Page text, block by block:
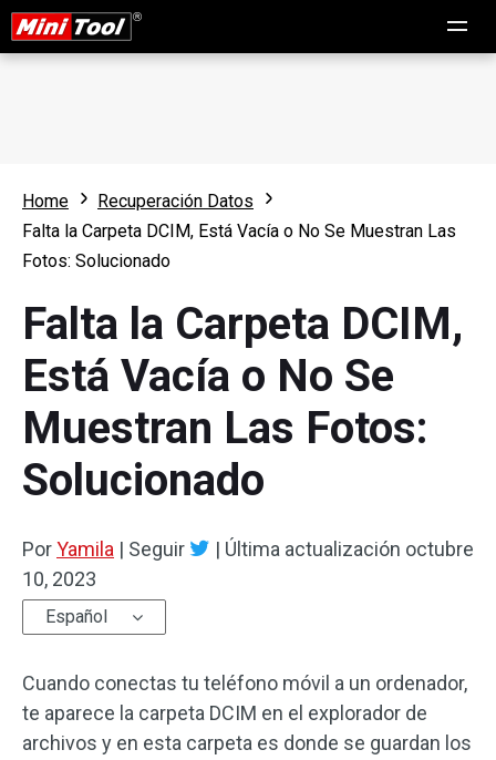
Home
Recuperación Datos
Falta la Carpeta DCIM, Está Vacía o No Se Muestran Las
Fotos: Solucionado
Falta la Carpeta DCIM,
Está Vacía o No Se
Muestran Las Fotos:
Solucionado
PorYamila | Seguir | Última actualización octubre
10, 2023
Español
Cuando conectas tu teléfono móvil a un ordenador,
te aparece la carpeta DCIM en el explorador de
archivos y en esta carpeta es donde se guardan los